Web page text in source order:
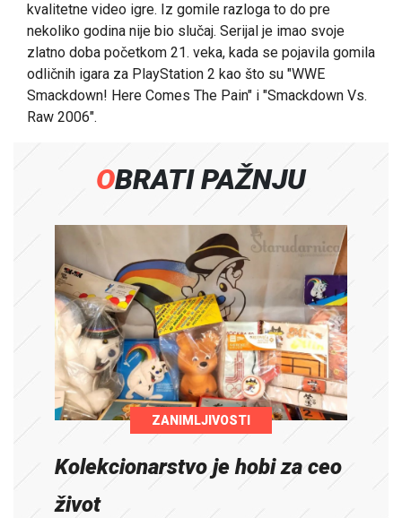
kvalitetne video igre. Iz gomile razloga to do pre
nekoliko godina nije bio slučaj. Serijal je imao svoje
zlatno doba početkom 21. veka, kada se pojavila gomila
odličnih igara za PlayStation 2 kao što su "WWE
Smackdown! Here Comes The Pain" i "Smackdown Vs.
Raw 2006".
OBRATI PAŽNJU
ZANIMLJIVOSTI
Kolekcionarstvo je hobi za ceo
život